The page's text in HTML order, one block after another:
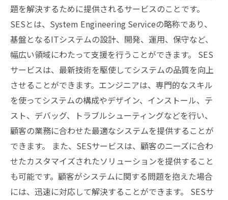
題を解決するために提供されるサービスのことです。
SESとは、System Engineering Serviceの略称であり、
基盤となるITシステムの設計、開発、運用、保守など、
幅広い領域にわたって支援を行うことができます。 SES
サービスは、最新技術を駆使してシステムの品質を向上
させることができます。エンジニアは、専門的なスキル
を使ってシステムの構成やデザイン、インストール、テ
スト、デバッグ、トラブルシューティングなどを行い、
顧客の業務に合わせた最適なシステムを提供することが
できます。 また、SESサービスは、顧客のニーズに合わ
せたカスタマイズされたソリューションを提供すること
も可能です。顧客がシステムに関する問題を抱えた場合
には、迅速に対応して解決することができます。 SESサ